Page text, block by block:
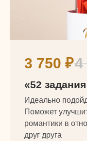
3 750 ₽4
«52
Идеально
Поможет
романтики в
друг друга